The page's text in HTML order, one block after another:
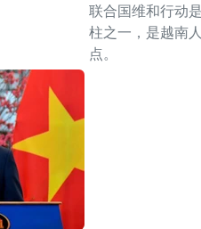
联合国维和行动
柱之一，是越南
点。